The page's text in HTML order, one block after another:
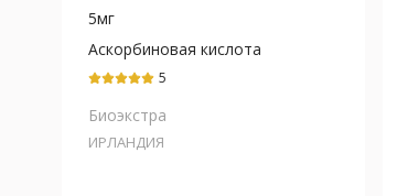
5мг
Аскорбиновая кислота
5
Биоэкстра
ИРЛАНДИЯ